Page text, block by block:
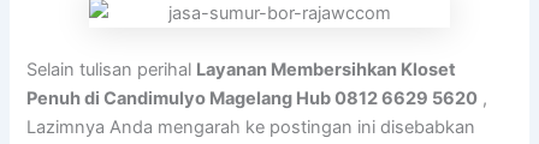
Selain tulisan perihal Layanan Membersihkan Kloset
Penuh di Candimulyo Magelang Hub 0812 6629 5620 ,
Lazimnya Anda mengarah ke postingan ini disebabkan